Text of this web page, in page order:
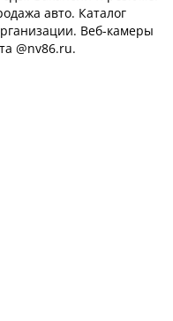
авто. Каталог
Веб-камеры
@nv86.ru.